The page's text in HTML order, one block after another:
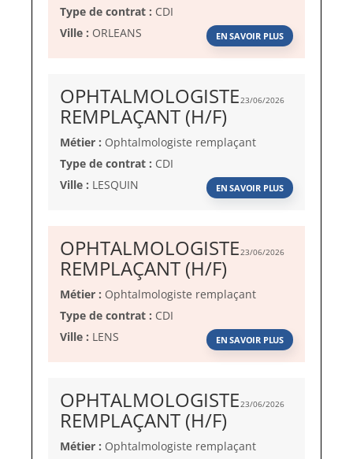
Type de contrat : CDI
Ville : ORLEANS EN SAVOIR PLUS
23/06/2026
OPHTALMOLOGISTE
REMPLAÇANT (H/F)
fenêtre)
Métier : Ophtalmologiste remplaçant
Type de contrat : CDI
Ville : LESQUIN EN SAVOIR PLUS
23/06/2026
OPHTALMOLOGISTE
REMPLAÇANT (H/F)
fenêtre)
Métier : Ophtalmologiste remplaçant
Type de contrat : CDI
Ville : LENS EN SAVOIR PLUS
23/06/2026
OPHTALMOLOGISTE
REMPLAÇANT (H/F)
fenêtre)
Métier : Ophtalmologiste remplaçant